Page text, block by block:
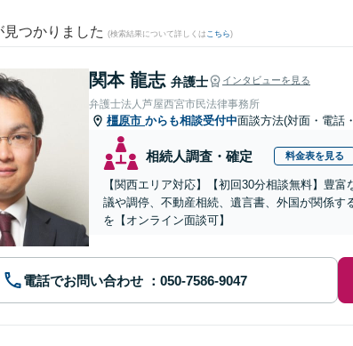
見つかりました (検索結果について詳しくは こちら)
関本 龍志 弁護士 インタビューを見る
弁護士法人芦屋西宮市民法律事務所
橿原市 からも相談受付中面談方法(対面・電話
相続人調査・確定 料金表を見る
【関西エリア対応】【初回30分相談無料】豊
議や調停、不動産相続、遺言書、外国が関係
を【オンライン面談可】
電話でお問い合わせ